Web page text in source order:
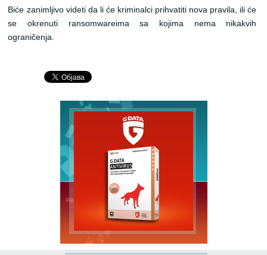
Biće zanimljivo videti da li će kriminalci prihvatiti nova pravila, ili će
se okrenuti ransomwareima sa kojima nema nikakvih
ograničenja.